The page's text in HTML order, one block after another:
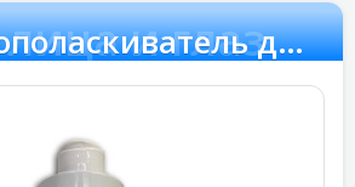
и глаз Молочко ополаскиватель для лица и глаз